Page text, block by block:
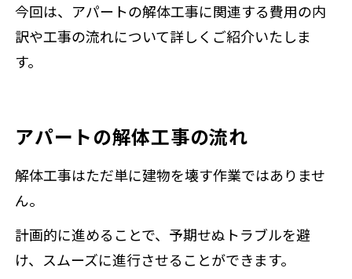
今回は、アパートの解体工事に関連する費用の内
訳や工事の流れについて詳しくご紹介いたしま
す。
アパートの解体工事の流れ
解体工事はただ単に建物を壊す作業ではありませ
ん。
計画的に進めることで、予期せぬトラブルを避
け、スムーズに進行させることができます。